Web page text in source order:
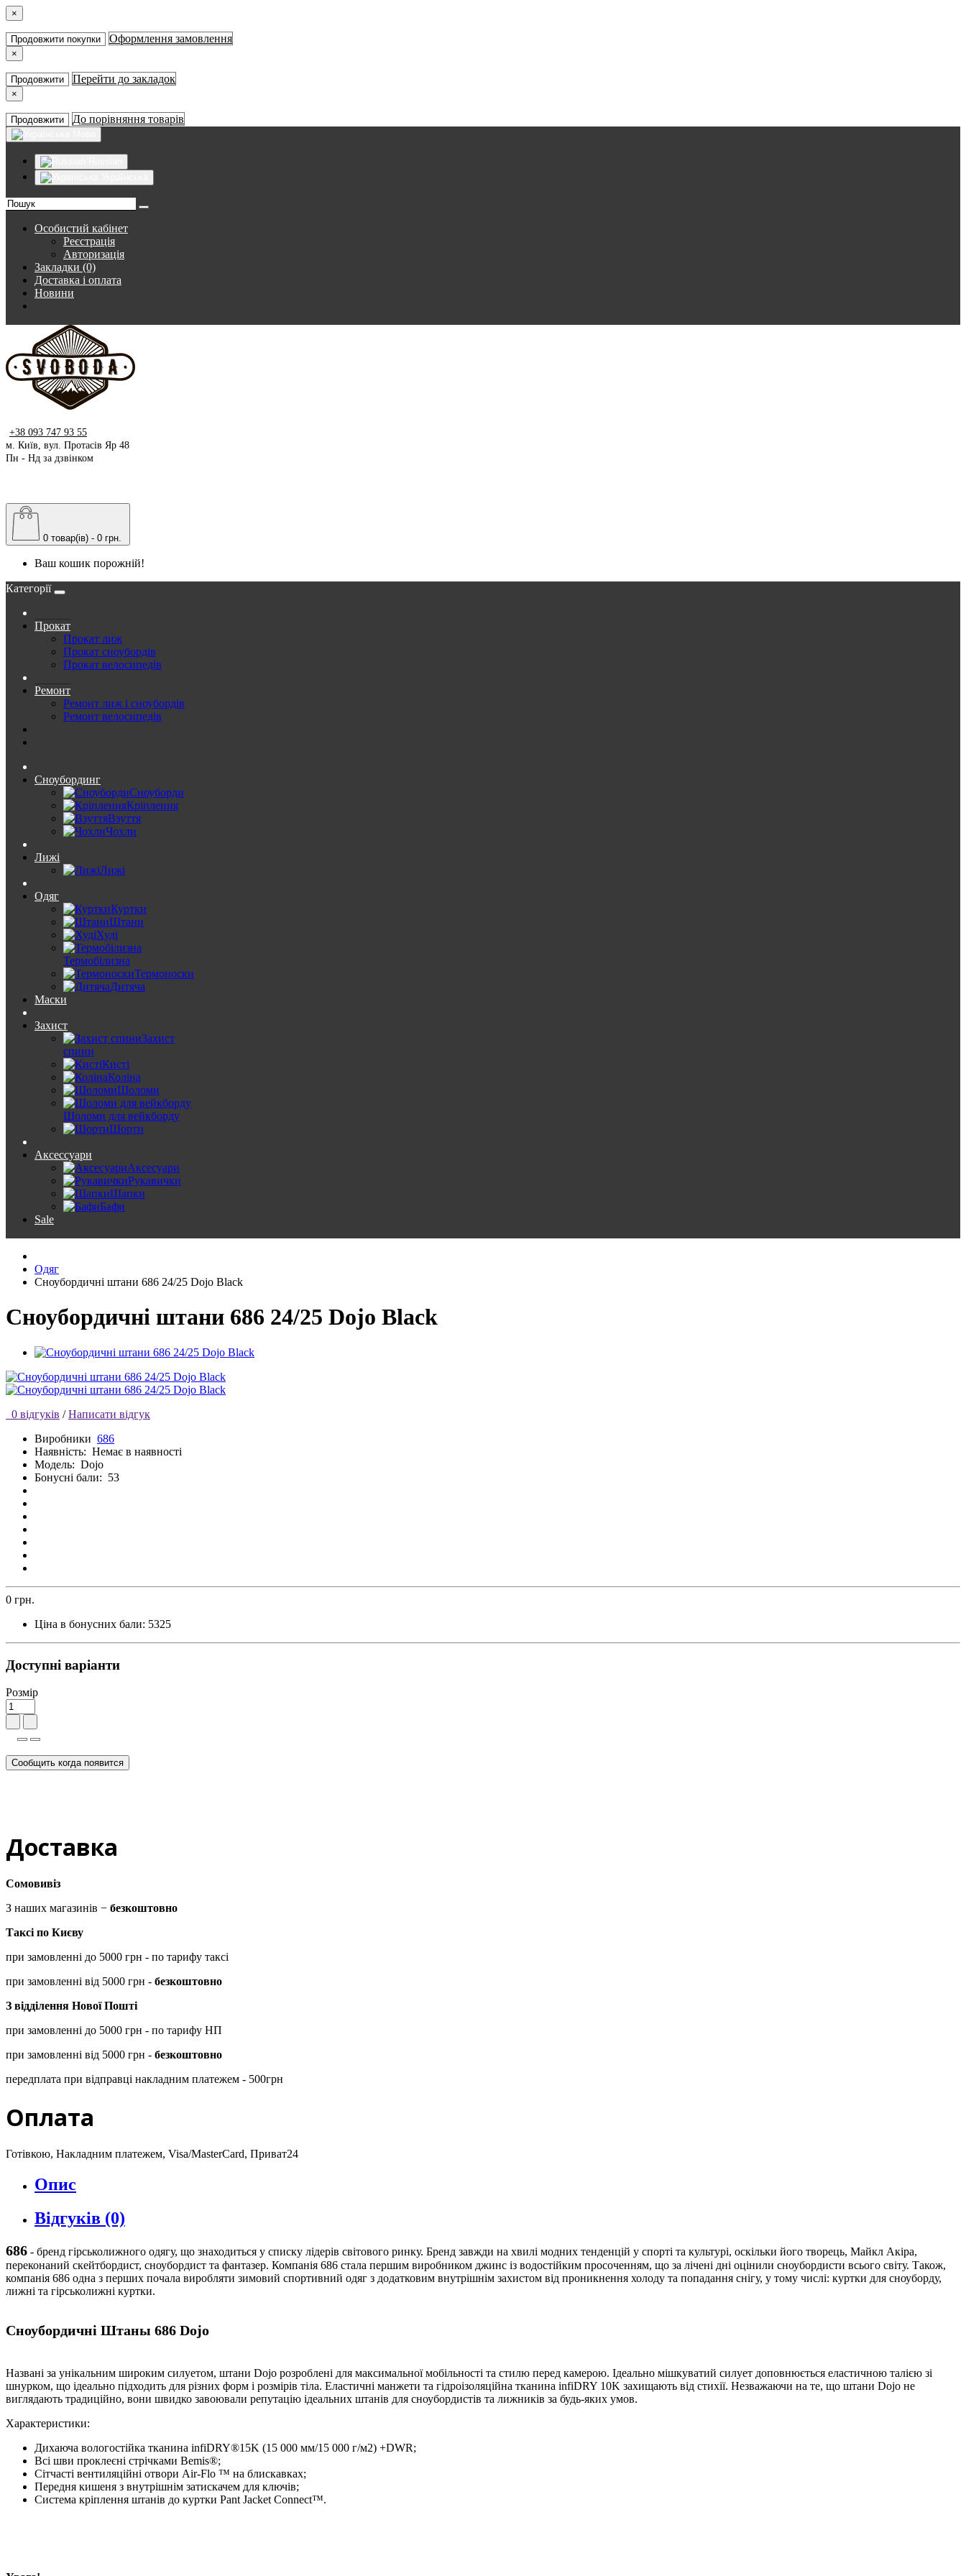
×
Продовжити покупки Оформлення замовлення
×
Продовжити Перейти до закладок
×
Продовжити До порівняння товарів
Особистий кабінет
Реєстрація
Авторизація
Закладки (0)
Доставка і оплата
Новини
+38 093 747 93 55
м. Київ, вул. Протасів Яр 48
Пн - Нд за дзвінком
0 товар(ів) - 0 грн.
Ваш кошик порожній!
Категорії
Прокат
Прокат лиж
Прокат сноубордів
Прокат велосипедів
Ремонт
Ремонт лиж і сноубордів
Ремонт велосипедів
Сноубординг
Сноуборди
Кріплення
Взуття
Чохли
Лижі
Лижі
Одяг
Куртки
Штани
Худі
Термобілизна
Термоноски
Дитяча
Маски
Захист
Захист
спини
Кисті
Коліна
Шоломи
Шоломи для вейкборду
Шорти
Аксессуари
Аксесуари
Рукавички
Шапки
Бафи
Sale
Одяг
Сноубордичні штани 686 24/25 Dojo Black
Сноубордичні штани 686 24/25 Dojo Black
0 відгуків / Написати відгук
Виробники 686
Наявність: Немає в наявності
Модель: Dojo
Бонусні бали: 53
0 грн.
Ціна в бонусних бали: 5325
Доступні варіанти
Розмір
Сообщить когда появится
Доставка
Сомовивіз
З наших магазинів − безкоштовно
Таксі по Києву
при замовленні до 5000 грн - по тарифу таксі
при замовленні від 5000 грн - безкоштовно
З відділення Нової Пошті
при замовленні до 5000 грн - по тарифу НП
при замовленні від 5000 грн - безкоштовно
передплата при відправці накладним платежем - 500грн
Оплата
Готівкою, Накладним платежем, Visa/MasterCard, Приват24
Опис
Відгуків (0)
686 - бренд гірськолижного одягу, що знаходиться у списку лідерів світового ринку. Бренд завжди на хвилі модних тенденцій у спорті та культурі, оскільки його творець, Майкл Акіра,
переконаний скейтбордист, сноубордист та фантазер. Компанія 686 стала першим виробником джинс із водостійким просоченням, що за лічені дні оцінили сноубордисти всього світу. Також,
компанія 686 одна з перших почала виробляти зимовий спортивний одяг з додатковим внутрішнім захистом від проникнення холоду та попадання снігу, у тому числі: куртки для сноуборду,
лижні та гірськолижні куртки.
Cноубордичні Штаны 686 Dojo
Названі за унікальним широким силуетом, штани Dojo розроблені для максимальної мобільності та стилю перед камерою. Ідеально мішкуватий силует доповнюється еластичною талією зі
шнурком, що ідеально підходить для різних форм і розмірів тіла. Еластичні манжети та гідроізоляційна тканина infiDRY 10K захищають від стихії. Незважаючи на те, що штани Dojo не
виглядають традиційно, вони швидко завоювали репутацію ідеальних штанів для сноубордистів та лижників за будь-яких умов.
Характеристики:
Дихаюча вологостійка тканина infiDRY®15K (15 000 мм/15 000 г/м2) +DWR;
Всі шви проклеєні стрічками Bemis®;
Сітчасті вентиляційні отвори Air-Flo ™ на блискавках;
Передня кишеня з внутрішнім затискачем для ключів;
Система кріплення штанів до куртки Pant Jacket Connect™.